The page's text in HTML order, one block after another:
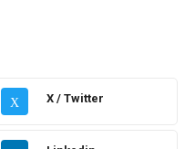
Ulaşım ve Taşımacılık
Alışveriş
X X / Twitter